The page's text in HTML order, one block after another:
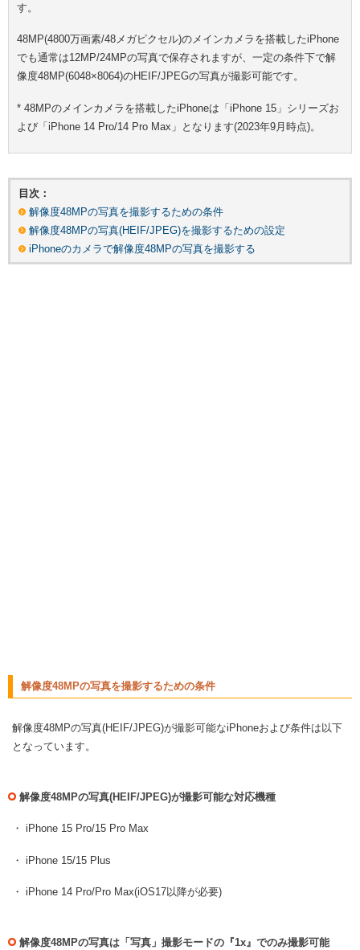
す。
48MP(4800万画素/48メガピクセル)のメインカメラを搭載したiPhone
でも通常は12MP/24MPの写真で保存されますが、一定の条件下で解
像度48MP(6048×8064)のHEIF/JPEGの写真が撮影可能です。
* 48MPのメインカメラを搭載したiPhoneは「iPhone 15」シリーズお
よび「iPhone 14 Pro/14 Pro Max」となります(2023年9月時点)。
目次：
解像度48MPの写真を撮影するための条件
解像度48MPの写真(HEIF/JPEG)を撮影するための設定
iPhoneのカメラで解像度48MPの写真を撮影する
解像度48MPの写真を撮影するための条件
解像度48MPの写真(HEIF/JPEG)が撮影可能なiPhoneおよび条件は以下
となっています。
解像度48MPの写真(HEIF/JPEG)が撮影可能な対応機種
・ iPhone 15 Pro/15 Pro Max
・ iPhone 15/15 Plus
・ iPhone 14 Pro/Pro Max(iOS17以降が必要)
解像度48MPの写真は「写真」撮影モードの『1x』でのみ撮影可能